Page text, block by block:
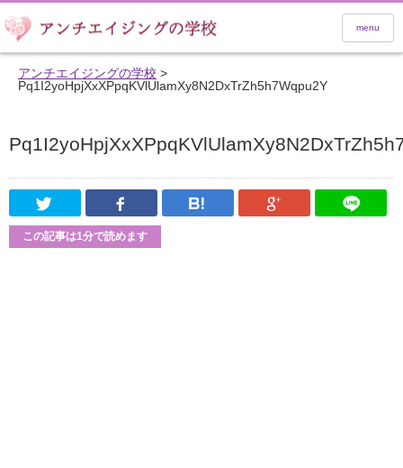
menu
アンチエイジングの学校 >
Pq1I2yoHpjXxXPpqKVlUlamXy8N2DxTrZh5h7Wqpu2Y
Twitter Facebook はてなブックマーク
Google
この記事は1分で読めます